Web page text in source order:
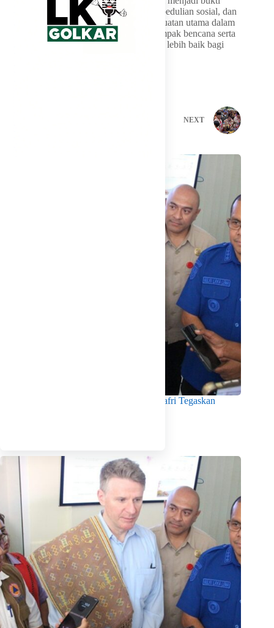
nyata bahwa semangat gotong royong, kepedulian sosial, dan
kolaborasi lintas sektor masih menjadi kekuatan utama dalam
mendukung pemulihan daerah yang terdampak bencana serta
mewujudkan masa depan pendidikan yang lebih baik bagi
NEXT
Menko Pangan Tinjau KNMP Untia, Munafri Tegaskan